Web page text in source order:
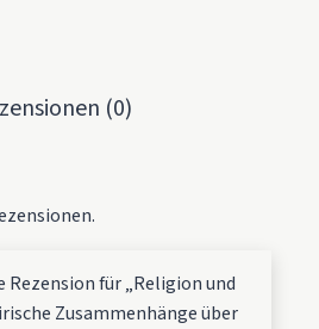
(0)
Rezension für „Religion und
Zusammenhänge über